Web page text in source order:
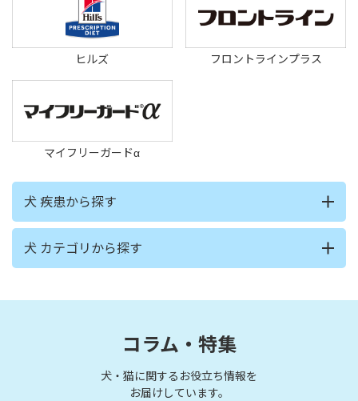
ヒルズ フロントラインプラス
マイフリーガードα
犬 疾患から探す
犬 カテゴリから探す
コラム・特集
犬・猫に関するお役立ち情報を
お届けしています。